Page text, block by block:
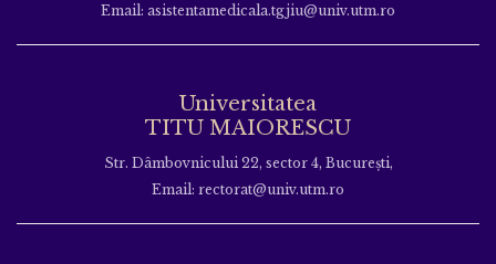
Email: asistentamedicala.tgjiu@univ.utm.ro
Universitatea
TITU MAIORESCU
Str. Dâmbovnicului 22, sector 4, București,
Email: rectorat@univ.utm.ro